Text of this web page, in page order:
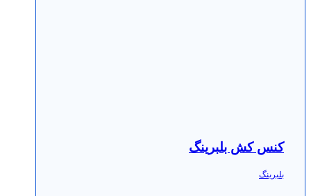
کنس کش بلبرینگ
بلبرینگ